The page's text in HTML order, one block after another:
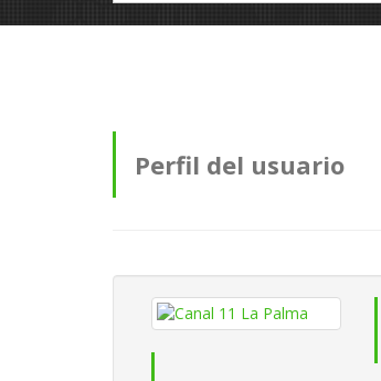
Perfil del usuario